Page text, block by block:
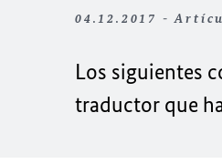
04.12.2017 -
Los siguientes
traductor que